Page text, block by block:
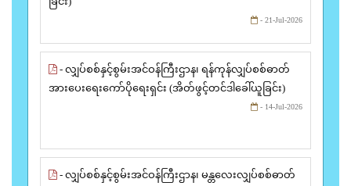
- 21-Jul-2026
- လျှပ်စစ်နှင့်စွမ်းအင်ဝန်ကြီးဌာန၊ ရန်ကုန်လျှပ်စစ်ဓာတ်
အားပေးရေးကော်ပိုရေးရှင်း (အိတ်ဖွင့်တင်ဒါခေါ်ယူခြင်း)
- 14-Jul-2026
- လျှပ်စစ်နှင့်စွမ်းအင်ဝန်ကြီးဌာန၊ မန္တလေးလျှပ်စစ်ဓာတ်